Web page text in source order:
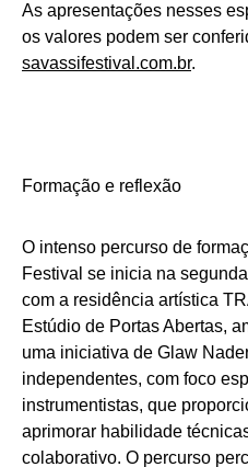
As apresentações nesses
os valores podem ser
savassifestival.com.br.
Formação e reflexão
O intenso percurso de
Festival se inicia na
com a residência artística
Estúdio de Portas Abertas,
uma iniciativa de Glaw
independentes, com foco
instrumentistas, que
aprimorar habilidade
colaborativo. O percurso